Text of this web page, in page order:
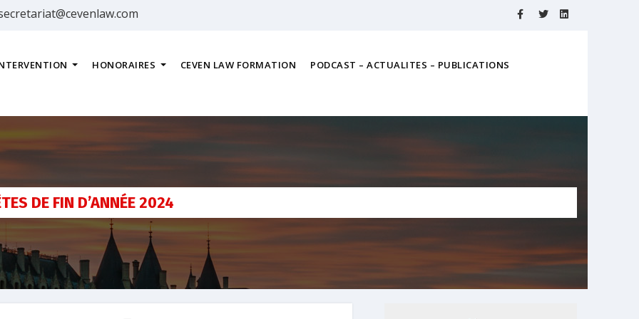
HONORAIRES CEVEN LAW FORMATION
PODCAST – ACTUALITES – PUBLICATIONS
DE FIN D’ANNÉE 2024